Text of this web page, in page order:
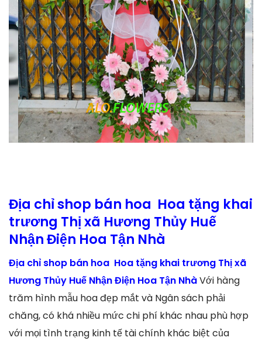
Địa chỉ shop bán hoa Hoa tặng khai
trương Thị xã Hương Thủy Huế
Nhận Điện Hoa Tận Nhà
Địa chỉ shop bán hoa Hoa tặng khai trương Thị xã
Hương Thủy Huế Nhận Điện Hoa Tận NhàVới hàng
trăm hình mẫu hoa đẹp mắt và Ngân sách phải
chăng, có khá nhiều mức chi phí khác nhau phù hợp
với mọi tình trạng kinh tế tài chính khác biệt của